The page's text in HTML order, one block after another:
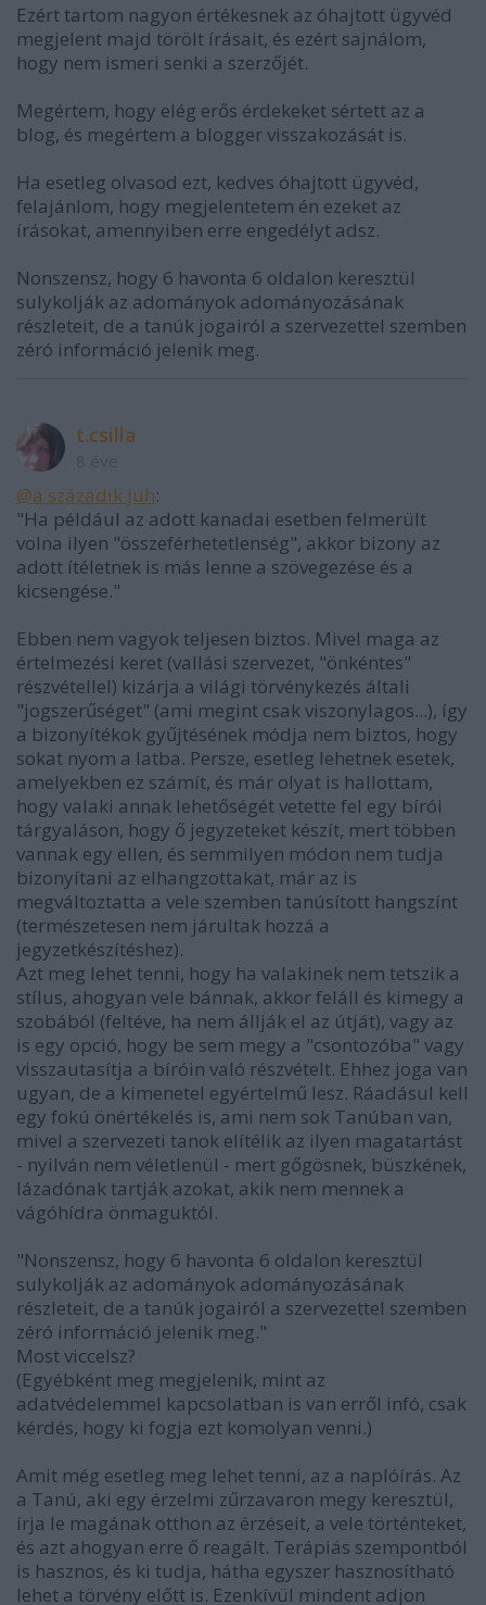
Ezért tartom nagyon értékesnek az óhajtott ügyvéd
megjelent majd törölt írásait, és ezért sajnálom,
hogy nem ismeri senki a szerzőjét.
Megértem, hogy elég erős érdekeket sértett az a
blog, és megértem a blogger visszakozását is.
Ha esetleg olvasod ezt, kedves óhajtott ügyvéd,
felajánlom, hogy megjelentetem én ezeket az
írásokat, amennyiben erre engedélyt adsz.
Nonszensz, hogy 6 havonta 6 oldalon keresztül
sulykolják az adományok adományozásának
részleteit, de a tanúk jogairól a szervezettel szemben
zéró információ jelenik meg.
t.csilla
@a századik juh:
"Ha például az adott kanadai esetben felmerült
volna ilyen "összeférhetetlenség", akkor bizony az
adott ítéletnek is más lenne a szövegezése és a
kicsengése."
Ebben nem vagyok teljesen biztos. Mivel maga az
értelmezési keret (vallási szervezet, "önkéntes"
részvétellel) kizárja a világi törvénykezés általi
"jogszerűséget" (ami megint csak viszonylagos...), így
a bizonyítékok gyűjtésének módja nem biztos, hogy
sokat nyom a latba. Persze, esetleg lehetnek esetek,
amelyekben ez számít, és már olyat is hallottam,
hogy valaki annak lehetőségét vetette fel egy bírói
tárgyaláson, hogy ő jegyzeteket készít, mert többen
vannak egy ellen, és semmilyen módon nem tudja
bizonyítani az elhangzottakat, már az is
megváltoztatta a vele szemben tanúsított hangszínt
(természetesen nem járultak hozzá a
jegyzetkészítéshez).
Azt meg lehet tenni, hogy ha valakinek nem tetszik a
stílus, ahogyan vele bánnak, akkor feláll és kimegy a
szobából (feltéve, ha nem állják el az útját), vagy az
is egy opció, hogy be sem megy a "csontozóba" vagy
visszautasítja a bíróin való részvételt. Ehhez joga van
ugyan, de a kimenetel egyértelmű lesz. Ráadásul kell
egy fokú önértékelés is, ami nem sok Tanúban van,
mivel a szervezeti tanok elítélik az ilyen magatartást
- nyilván nem véletlenül - mert gőgösnek, büszkének,
lázadónak tartják azokat, akik nem mennek a
vágóhídra önmaguktól.
"Nonszensz, hogy 6 havonta 6 oldalon keresztül
sulykolják az adományok adományozásának
részleteit, de a tanúk jogairól a szervezettel szemben
zéró információ jelenik meg."
Most viccelsz?
(Egyébként meg megjelenik, mint az
adatvédelemmel kapcsolatban is van erről infó, csak
kérdés, hogy ki fogja ezt komolyan venni.)
Amit még esetleg meg lehet tenni, az a naplóírás. Az
a Tanú, aki egy érzelmi zűrzavaron megy keresztül,
írja le magának otthon az érzéseit, a vele történteket,
és azt ahogyan erre ő reagált. Terápiás szempontból
is hasznos, és ki tudja, hátha egyszer hasznosítható
lehet a törvény előtt is. Ezenkívül mindent adjon